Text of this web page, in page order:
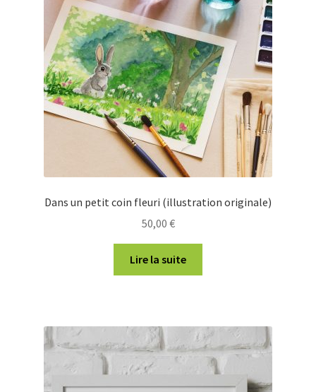
Dans un petit coin fleuri (illustration originale)
50,00 €
Lire la suite